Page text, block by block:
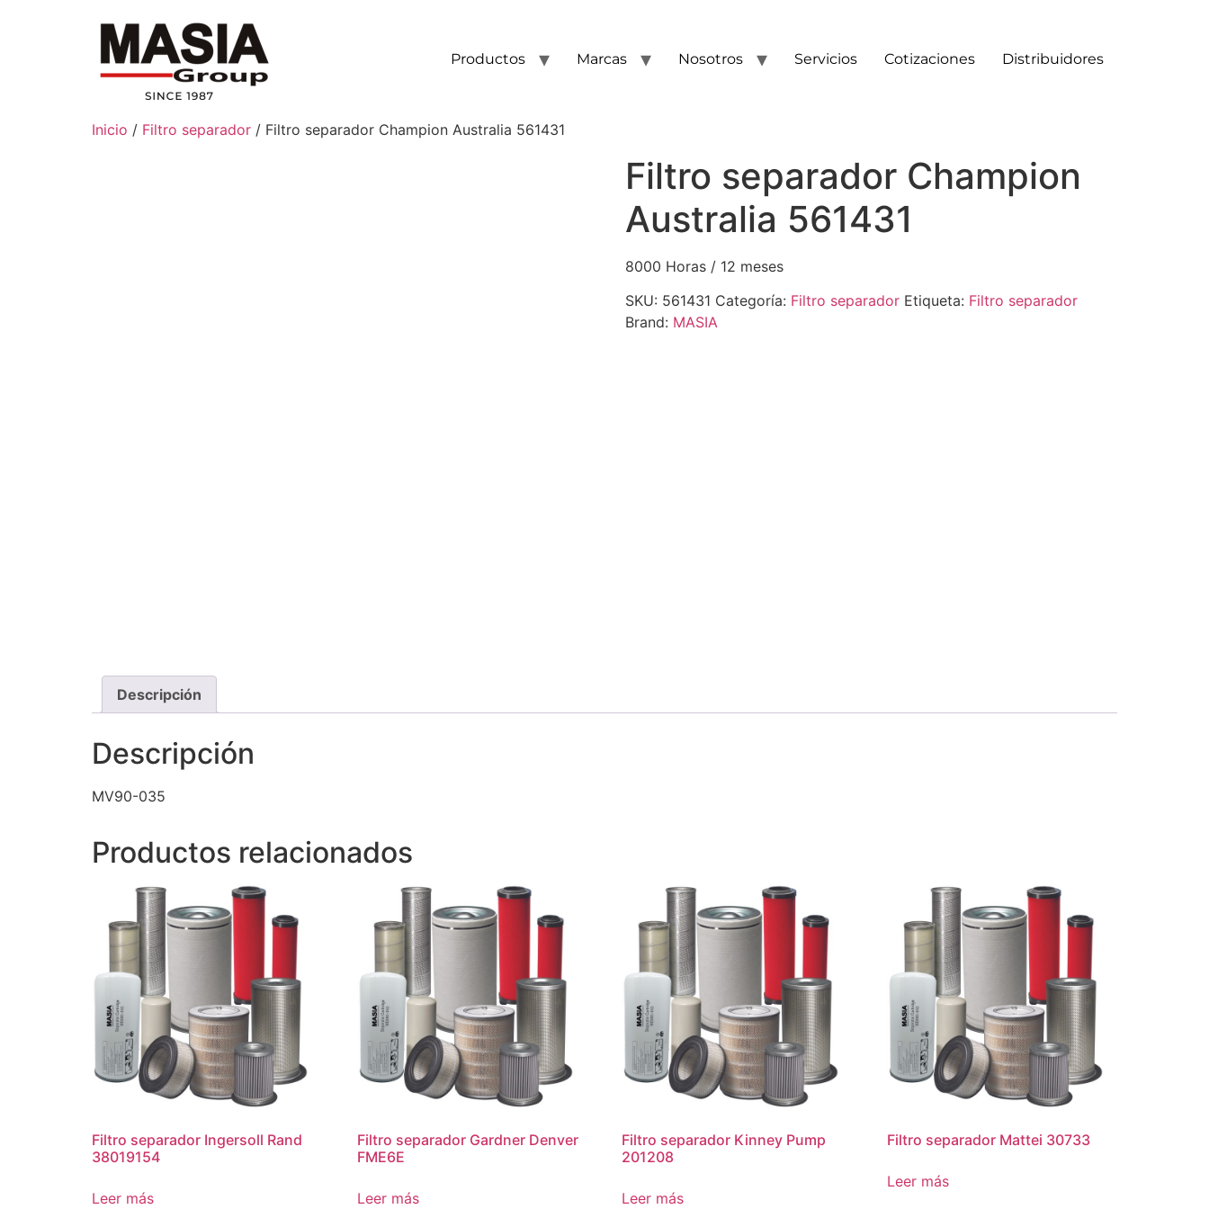
Productos Marcas Nosotros Servicios Cotizaciones Distribuidores
Inicio / Filtro separador / Filtro separador Champion Australia 561431
Filtro separador Champion
Australia 561431
8000 Horas / 12 meses
SKU: 561431 Categoría: Filtro separador Etiqueta: Filtro separador
Brand: MASIA
Descripción
Descripción
MV90-035
Productos relacionados
Filtro separador Ingersoll Rand
38019154
Leer más
Filtro separador Gardner Denver
FME6E
Leer más
Filtro separador Kinney Pump
201208
Leer más
Filtro separador Mattei 30733
Leer más